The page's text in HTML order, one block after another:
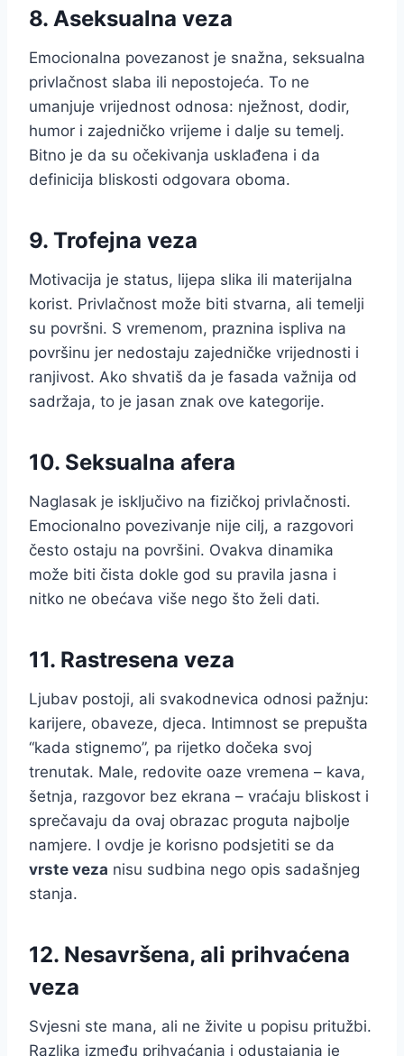
8. Aseksualna veza
Emocionalna povezanost je snažna, seksualna
privlačnost slaba ili nepostojeća. To ne
umanjuje vrijednost odnosa: nježnost, dodir,
humor i zajedničko vrijeme i dalje su temelj.
Bitno je da su očekivanja usklađena i da
definicija bliskosti odgovara oboma.
9. Trofejna veza
Motivacija je status, lijepa slika ili materijalna
korist. Privlačnost može biti stvarna, ali temelji
su površni. S vremenom, praznina ispliva na
površinu jer nedostaju zajedničke vrijednosti i
ranjivost. Ako shvatiš da je fasada važnija od
sadržaja, to je jasan znak ove kategorije.
10. Seksualna afera
Naglasak je isključivo na fizičkoj privlačnosti.
Emocionalno povezivanje nije cilj, a razgovori
često ostaju na površini. Ovakva dinamika
može biti čista dokle god su pravila jasna i
nitko ne obećava više nego što želi dati.
11. Rastresena veza
Ljubav postoji, ali svakodnevica odnosi pažnju:
karijere, obaveze, djeca. Intimnost se prepušta
“kada stignemo”, pa rijetko dočeka svoj
trenutak. Male, redovite oaze vremena – kava,
šetnja, razgovor bez ekrana – vraćaju bliskost i
sprečavaju da ovaj obrazac proguta najbolje
namjere. I ovdje je korisno podsjetiti se da
vrste veza nisu sudbina nego opis sadašnjeg
stanja.
12. Nesavršena, ali prihvaćena
veza
Svjesni ste mana, ali ne živite u popisu pritužbi.
Razlika između prihvaćanja i odustajanja je